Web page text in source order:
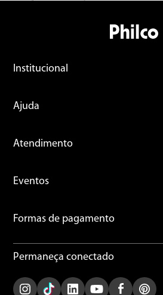
Institucional
Ajuda
Atendimento
Eventos
Formas de pagamento
Permaneça conectado